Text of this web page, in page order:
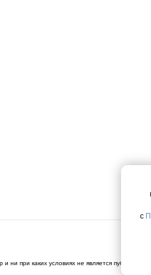
при каких условиях не является публичной
с